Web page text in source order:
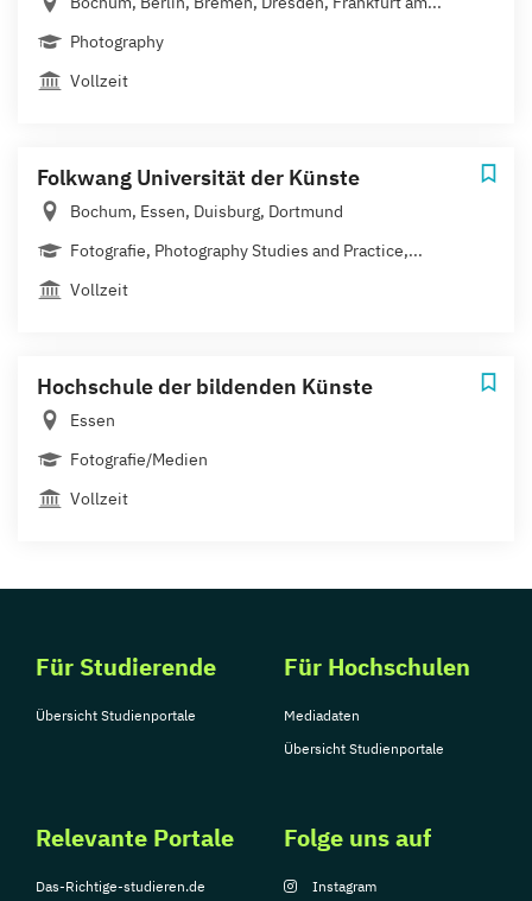
Photography
Vollzeit
Folkwang Universität der Künste
Bochum, Essen, Duisburg, Dortmund
Fotografie, Photography Studies and Practice,...
Vollzeit
Hochschule der bildenden Künste
Essen
Fotografie/Medien
Vollzeit
Für Studierende
Übersicht Studienportale
Für Hochschulen
Mediadaten
Übersicht Studienportale
Relevante Portale
Das-Richtige-studieren.de
Folge uns auf
Instagram